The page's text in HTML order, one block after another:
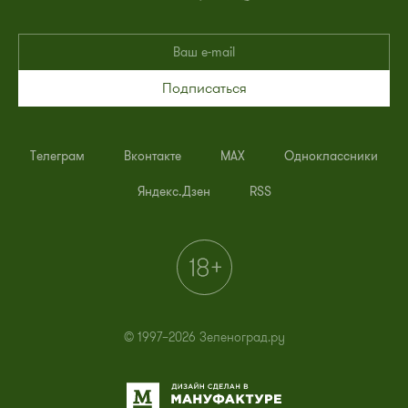
Подписаться
Телеграм Вконтакте MAX Одноклассники
Яндекс.Дзен RSS
© 1997–2026 Зеленоград.ру